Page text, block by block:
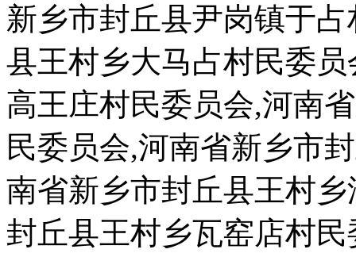
新乡市封丘县尹岗镇于
县王村乡大马占村民委
高王庄村民委员会,河南
民委员会,河南省新乡市
南省新乡市封丘县王村
封丘县王村乡瓦窑店村